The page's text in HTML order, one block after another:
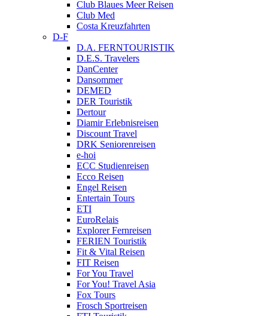
Club Blaues Meer Reisen
Club Med
Costa Kreuzfahrten
D-F
D.A. FERNTOURISTIK
D.E.S. Travelers
DanCenter
Dansommer
DEMED
DER Touristik
Dertour
Diamir Erlebnisreisen
Discount Travel
DRK Seniorenreisen
e-hoi
ECC Studienreisen
Ecco Reisen
Engel Reisen
Entertain Tours
ETI
EuroRelais
Explorer Fernreisen
FERIEN Touristik
Fit & Vital Reisen
FIT Reisen
For You Travel
For You! Travel Asia
Fox Tours
Frosch Sportreisen